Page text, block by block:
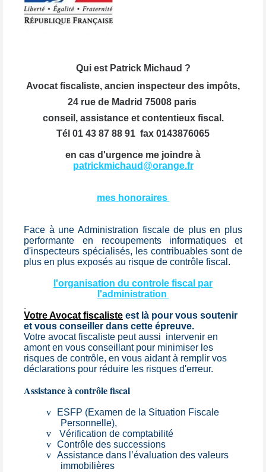
Qui est Patrick Michaud ?
Avocat fiscaliste, ancien inspecteur des impôts,
24 rue de Madrid 75008 paris
conseil, assistance et contentieux fiscal.
Tél 01 43 87 88 91 fax 0143876065
en cas d'urgence me joindre à
patrickmichaud@orange.fr
mes honoraires
Face à une Administration fiscale de plus en plus
performante en recoupements informatiques et
d'inspecteurs spécialisés, les contribuables sont de
plus en plus exposés au risque de contrôle fiscal.
l'organisation du controle fiscal par
l'administration
Votre Avocat fiscaliste est là pour vous soutenir
et vous conseiller dans cette épreuve.
Votre avocat fiscaliste peut aussi intervenir en
amont en vous conseillant pour minimiser les
risques de contrôle, en vous aidant à remplir vos
déclarations pour réduire les risques d'erreur.
Assistance à contrôle fiscal
v
ESFP (Examen de la Situation Fiscale
Personnelle),
v
Vérification de comptabilité
v Contrôle des successions
v Assistance dans l’évaluation des valeurs
immobilières